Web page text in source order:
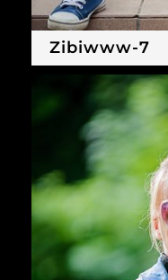
Zibiwww-7